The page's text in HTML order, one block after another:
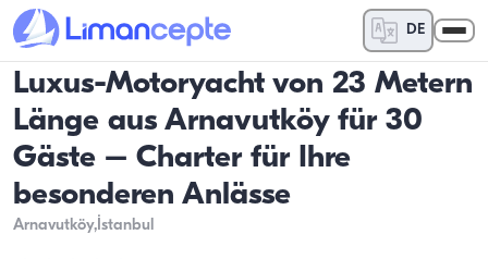
DE
Luxus-Motoryacht von 23 Metern
Länge aus Arnavutköy für 30
Gäste – Charter für Ihre
besonderen Anlässe
Arnavutköy,İstanbul